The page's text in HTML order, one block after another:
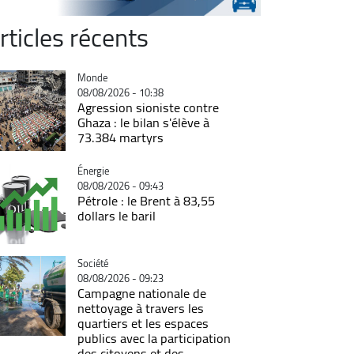
récents
Catégorie
Monde
08/08/2026 - 10:38
Agression sioniste contre
Ghaza : le bilan s'élève à
73.384 martyrs
Catégorie
Énergie
08/08/2026 - 09:43
Pétrole : le Brent à 83,55
dollars le baril
Catégorie
Société
08/08/2026 - 09:23
Campagne nationale de
nettoyage à travers les
quartiers et les espaces
publics avec la participation